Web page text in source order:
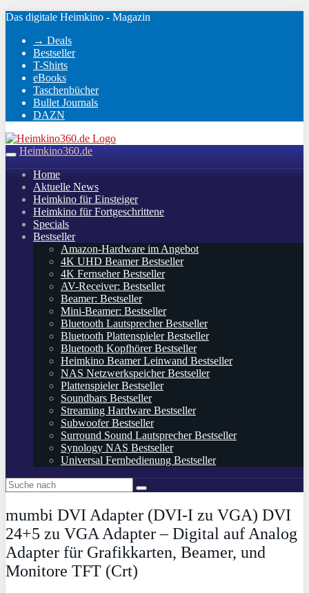
Skip
main
content
Das digitale Heimkino - Magazin
→ Deals
Bestseller
T-Shirts
eBooks
Taschenbücher
Bullet Journals
DAZN
Toggle
navigation
Heimkino360.de
Home
Aktuelle News
Heimkino für Einsteiger
Heimkino für Fortgeschrittene
Specials
Bestseller
Amazon-Hardware im Angebot
4K UHD Beamer Bestseller
4K Fernseher Bestseller
AV-Receiver: Bestseller
Beamer: Bestseller
Mini-Beamer: Bestseller
Bluetooth Lautsprecher Bestseller
Bluetooth Plattenspieler Bestseller
Bluetooth Kopfhörer Bestseller
Heimkino Beamer Leinwand Bestseller
NAS Netzwerkspeicher Bestseller
Plattenspieler Bestseller
Soundbars Bestseller
Streaming Hardware Bestseller
Subwoofer Bestseller
Surround Sound Lautsprecher Bestseller
Synology NAS Bestseller
Universal Fernbedienung Bestseller
mumbi DVI Adapter (DVI-I zu VGA) DVI
24+5 zu VGA Adapter – Digital auf Analog
Adapter für Grafikkarten, Beamer, und
Monitore TFT (Crt)